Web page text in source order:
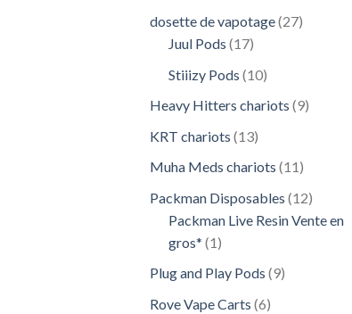
dosette de vapotage 2727
Juul Pods 1717
Stiiizy Pods 1010
Heavy Hitters chariots 99
KRT chariots 1313
Muha Meds chariots 1111
Packman Disposables 1212
produits
Packman Live Resin Vente en
gros* 11
Plug and Play Pods 99
Rove Vape Carts 66